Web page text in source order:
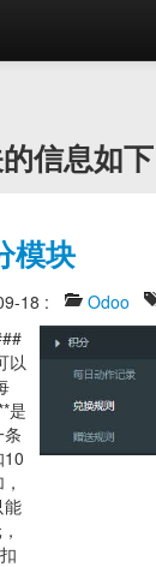
信息如
模块
18 : Odoo
以
是
10
能